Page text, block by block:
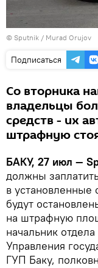
© Sputnik / Murad Orujov
Подписаться
Со вторника
владельцы
средств - их
штрафную
БАКУ, 27 июл —
должны
в установленные
будут
на штрафную
начальник
Управления
ГУП Баку,